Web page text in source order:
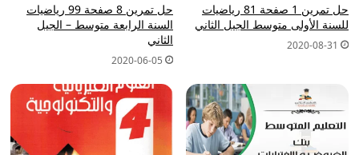
حل تمرين 1 صفحة 81 رياضيات
للسنة الأولى متوسط الجيل الثاني
2020-08-31
حل تمرين 8 صفحة 99 رياضيات
السنة الرابعة متوسط – الجيل
الثاني
2020-06-05